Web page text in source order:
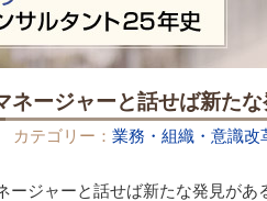
ネージャーと話せば新た
カテゴリー： 業務・組織・意識改
ージャーと話せば新たな発見があ